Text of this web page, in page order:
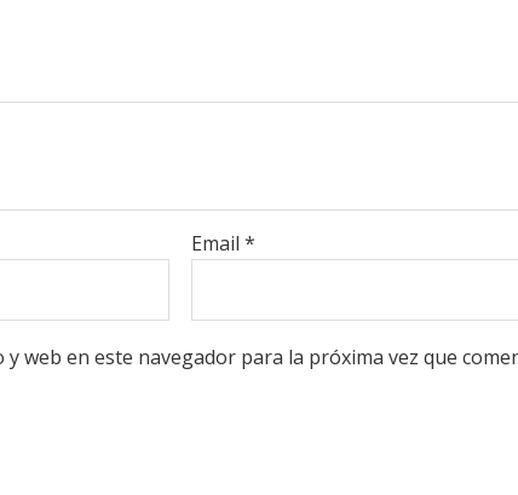
Email *
web en este navegador para la próxima vez que